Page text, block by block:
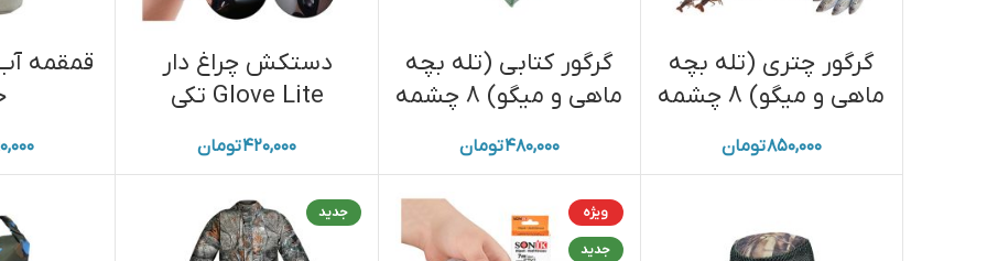
گرگور چتری (تله بچه
ماهی و میگو) 8 چشمه
۸۵۰,۰۰۰تومان
گرگور کتابی (تله بچه
ماهی و میگو) 8 چشمه
۴۸۰,۰۰۰تومان
دستکش چراغ دار
Glove Lite تکی
۴۲۰,۰۰۰تومان
قمقمه
ویژه
جدید
جدید